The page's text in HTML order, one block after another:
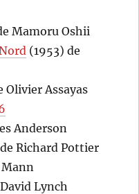
Mamoru Oshii
(1953) de
Olivier Assayas
Anderson
Richard Pottier
Lynch